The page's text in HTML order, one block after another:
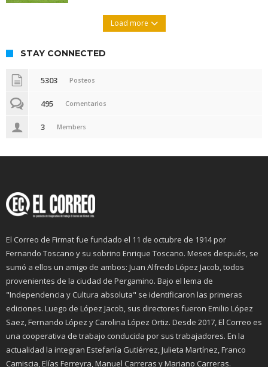
Load more
STAY CONNECTED
5303 Posteos
495 Comentarios
3 Members
El Correo de Firmat fue fundado el 11 de octubre de 1914 por
Fernando Toscano y su sobrino Enrique Toscano. Meses después, se
sumó a ellos un amigo de ambos: Juan Alfredo López Jacob, todos
provenientes de la ciudad de Pergamino. Bajo el lema de
"Independencia y Cultura absoluta" se identificaron las primeras
ediciones. Luego de López Jacob, sus directores fueron Emilio López
Saez, Fernando López y Carolina López Ortiz. Desde 2017, El Correo es
una cooperativa de trabajo conducida por sus trabajadores. En la
actualidad la integran Estefanía Gutiérrez, Julieta Martínez, Franco
Camiscia, Elías Ferreyra, Manuel Carreras y Mariano Carreras.